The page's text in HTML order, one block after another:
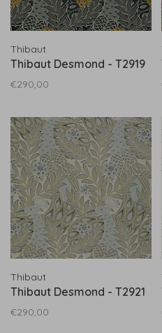
Thibaut
Thibaut Desmond - T2919
€290,00
Thibaut
Thibaut Desmond - T2921
€290,00